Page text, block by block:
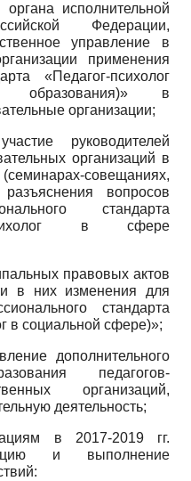
исполнительной
Федерации,
управление в
применения
«Педагог-психолог
в
организации;
руководителей
организаций в
совещаниях,
вопросов
стандарта
в сфере
правовых актов
в них изменения для
стандарта
в социальной сфере)»;
дополнительного
педагогов-
организаций,
деятельность;
в 2017-2019 гг.
и выполнение